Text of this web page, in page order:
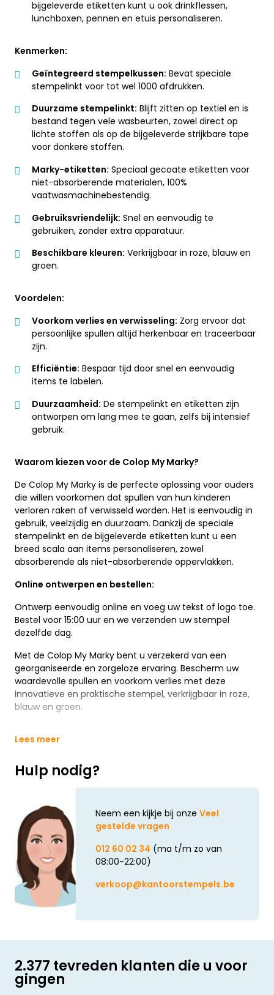
bijgeleverde etiketten kunt u ook drinkflessen,
lunchboxen, pennen en etuis personaliseren.
Kenmerken:
Geïntegreerd stempelkussen: Bevat speciale
stempelinkt voor tot wel 1000 afdrukken.
Duurzame stempelinkt: Blijft zitten op textiel en is
bestand tegen vele wasbeurten, zowel direct op
lichte stoffen als op de bijgeleverde strijkbare tape
voor donkere stoffen.
Marky-etiketten: Speciaal gecoate etiketten voor
niet-absorberende materialen, 100%
vaatwasmachinebestendig.
Gebruiksvriendelijk: Snel en eenvoudig te
gebruiken, zonder extra apparatuur.
Beschikbare kleuren: Verkrijgbaar in roze, blauw en
groen.
Voordelen:
Voorkom verlies en verwisseling: Zorg ervoor dat
persoonlijke spullen altijd herkenbaar en traceerbaar
zijn.
Efficiëntie: Bespaar tijd door snel en eenvoudig
items te labelen.
Duurzaamheid: De stempelinkt en etiketten zijn
ontworpen om lang mee te gaan, zelfs bij intensief
gebruik.
Waarom kiezen voor de Colop My Marky?
De Colop My Marky is de perfecte oplossing voor ouders
die willen voorkomen dat spullen van hun kinderen
verloren raken of verwisseld worden. Het is eenvoudig in
gebruik, veelzijdig en duurzaam. Dankzij de speciale
stempelinkt en de bijgeleverde etiketten kunt u een
breed scala aan items personaliseren, zowel
absorberende als niet-absorberende oppervlakken.
Online ontwerpen en bestellen:
Ontwerp eenvoudig online en voeg uw tekst of logo toe.
Bestel voor 15:00 uur en we verzenden uw stempel
dezelfde dag.
Met de Colop My Marky bent u verzekerd van een
georganiseerde en zorgeloze ervaring. Bescherm uw
waardevolle spullen en voorkom verlies met deze
innovatieve en praktische stempel, verkrijgbaar in roze,
blauw en groen.
Lees meer
Hulp nodig?
Neem een kijkje bij onze Veel
gestelde vragen
012 60 02 34 (ma t/m zo van
08:00-22:00)
verkoop@kantoorstempels.be
2.377 tevreden klanten die u voor
gingen